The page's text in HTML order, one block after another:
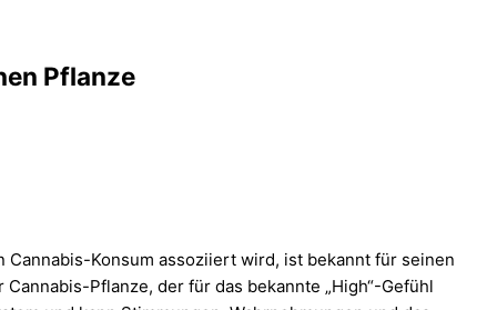
Pflanze
Konsum assoziiert wird, ist bekannt für seinen
Pflanze, der für das bekannte „High“-Gefühl